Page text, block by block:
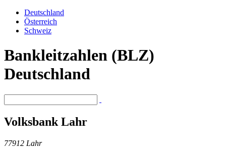
Deutschland
Österreich
Schweiz
Bankleitzahlen (BLZ)
Deutschland
Volksbank Lahr
77912 Lahr